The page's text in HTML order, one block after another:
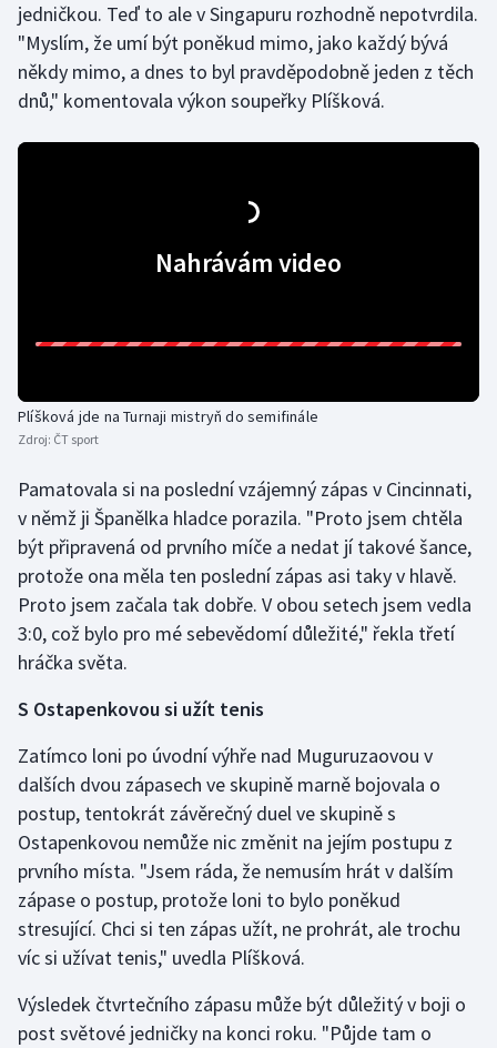
Moderní pětiboj
Motorsport
Ragby
Rychlostní kanoistika
Short track
Sportovní střelba
Stolní tenis
Triatlon
Veslování
Vodní slalom
Volejbal
Ostatní
jedničkou. Teď to ale v Singapuru rozhodně nepotvrdila.
"Myslím, že umí být poněkud mimo, jako každý bývá
někdy mimo, a dnes to byl pravděpodobně jeden z těch
dnů," komentovala výkon soupeřky Plíšková.
Nahrávám video
Plíšková jde na Turnaji mistryň do semifinále
Zdroj: ČT sport
Pamatovala si na poslední vzájemný zápas v Cincinnati,
v němž ji Španělka hladce porazila. "Proto jsem chtěla
být připravená od prvního míče a nedat jí takové šance,
protože ona měla ten poslední zápas asi taky v hlavě.
Proto jsem začala tak dobře. V obou setech jsem vedla
3:0, což bylo pro mé sebevědomí důležité," řekla třetí
hráčka světa.
S Ostapenkovou si užít tenis
Zatímco loni po úvodní výhře nad Muguruzaovou v
dalších dvou zápasech ve skupině marně bojovala o
postup, tentokrát závěrečný duel ve skupině s
Ostapenkovou nemůže nic změnit na jejím postupu z
prvního místa. "Jsem ráda, že nemusím hrát v dalším
zápase o postup, protože loni to bylo poněkud
stresující. Chci si ten zápas užít, ne prohrát, ale trochu
víc si užívat tenis," uvedla Plíšková.
Výsledek čtvrtečního zápasu může být důležitý v boji o
post světové jedničky na konci roku. "Půjde tam o